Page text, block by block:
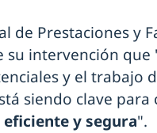
de Prestaciones y
su intervención que
y el trabajo
siendo clave para
y segura".